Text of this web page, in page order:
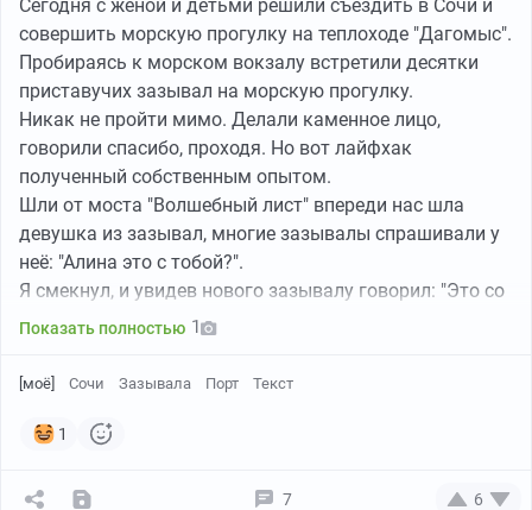
Сегодня с женой и детьми решили съездить в Сочи и
совершить морскую прогулку на теплоходе "Дагомыс".
Пробираясь к морском вокзалу встретили десятки
приставучих зазывал на морскую прогулку.
Никак не пройти мимо. Делали каменное лицо,
говорили спасибо, проходя. Но вот лайфхак
полученный собственным опытом.
Шли от моста "Волшебный лист" впереди нас шла
девушка из зазывал, многие зазывалы спрашивали у
неё: "Алина это с тобой?".
Я смекнул, и увидев нового зазывалу говорил: "Это со
мной", показывая на жену и детей.
пирсе одна женщина мне сказала, что бейдж надо
другой мне выругавшись сказал, что сегодня в пустую
Они приняли меня за своего и больше не приставали с
Показать полностью 1
[моё] Сочи Зазывала Порт Текст
1
7 6